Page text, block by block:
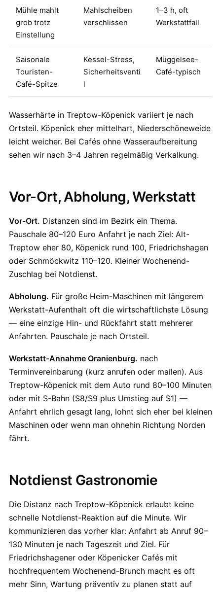
Mühle mahlt
grob trotz
Einstellung
Mahlscheiben
verschlissen
1–3 h, oft
Werkstattfall
Saisonale
Touristen-
Café-Spitze
Kessel-Stress,
Sicherheitsventi
l
Müggelsee-
Café-typisch
Wasserhärte in Treptow-Köpenick variiert je nach
Ortsteil. Köpenick eher mittelhart, Niederschöneweide
leicht weicher. Bei Cafés ohne Wasseraufbereitung
sehen wir nach 3–4 Jahren regelmäßig Verkalkung.
Vor-Ort, Abholung, Werkstatt
Vor-Ort. Distanzen sind im Bezirk ein Thema.
Pauschale 80–120 Euro Anfahrt je nach Ziel: Alt-
Treptow eher 80, Köpenick rund 100, Friedrichshagen
oder Schmöckwitz 110–120. Kleiner Wochenend-
Zuschlag bei Notdienst.
Abholung. Für große Heim-Maschinen mit längerem
Werkstatt-Aufenthalt oft die wirtschaftlichste Lösung
— eine einzige Hin- und Rückfahrt statt mehrerer
Anfahrten. Pauschale je nach Ortsteil.
Werkstatt-Annahme Oranienburg. nach
Terminvereinbarung (kurz anrufen oder mailen). Aus
Treptow-Köpenick mit dem Auto rund 80–100 Minuten
oder mit S-Bahn (S8/S9 plus Umstieg auf S1) —
Anfahrt ehrlich gesagt lang, lohnt sich eher bei kleinen
Maschinen oder wenn man ohnehin Richtung Norden
fährt.
Notdienst Gastronomie
Die Distanz nach Treptow-Köpenick erlaubt keine
schnelle Notdienst-Reaktion auf die Minute. Wir
kommunizieren das vorher klar: Anfahrt ab Anruf 90–
130 Minuten je nach Tageszeit und Ziel. Für
Friedrichshagener oder Köpenicker Cafés mit
hochfrequentem Wochenend-Brunch macht es oft
mehr Sinn, Wartung präventiv zu planen statt auf